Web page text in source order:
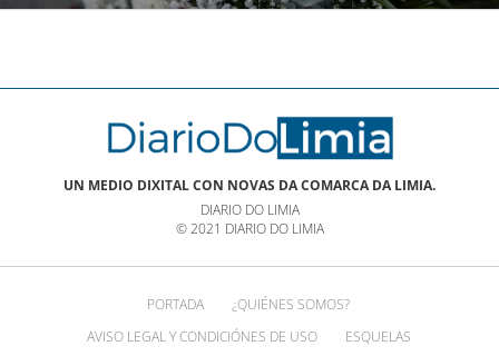
UN MEDIO DIXITAL CON NOVAS DA COMARCA DA LIMIA.
DIARIO DO LIMIA
© 2021 DIARIO DO LIMIA
PORTADA
¿QUIÉNES SOMOS?
AVISO LEGAL Y CONDICIÓNES DE USO
ESQUELAS